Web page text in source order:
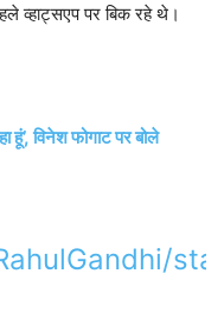
व्हाट्सएप पर बिक रहे थे।
हूं’, विनेश फोगाट पर बोले